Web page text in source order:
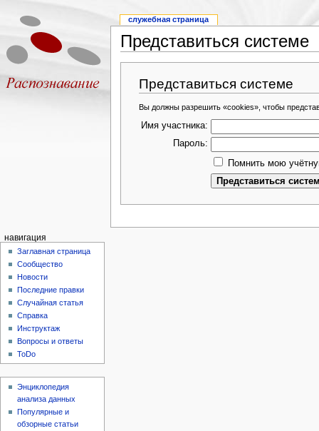
Представиться системе
Представиться системе
Вы должны разрешить «cookies», чтобы
Имя участника:
Пароль:
Помнить мою
служебная страница
навигация
Заглавная страница
Сообщество
Новости
Последние правки
Случайная статья
Справка
Инструктаж
Вопросы и ответы
ToDo
Энциклопедия
анализа данных
Популярные и
обзорные статьи